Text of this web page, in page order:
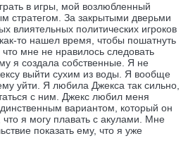
в игры, мой возлюбленный
стратегом. За закрытыми дверьми
влиятельных политических игроков
то нашел время, чтобы пошатнуть
мне не нравилось следовать
я создала собственные. Я не
выйти сухим из воды. Я вообще
уйти. Я любила Джекса так сильно,
с ним. Джекс любил меня
вариантом, который он
я могу плавать с акулами. Мне
показать ему, что я уже